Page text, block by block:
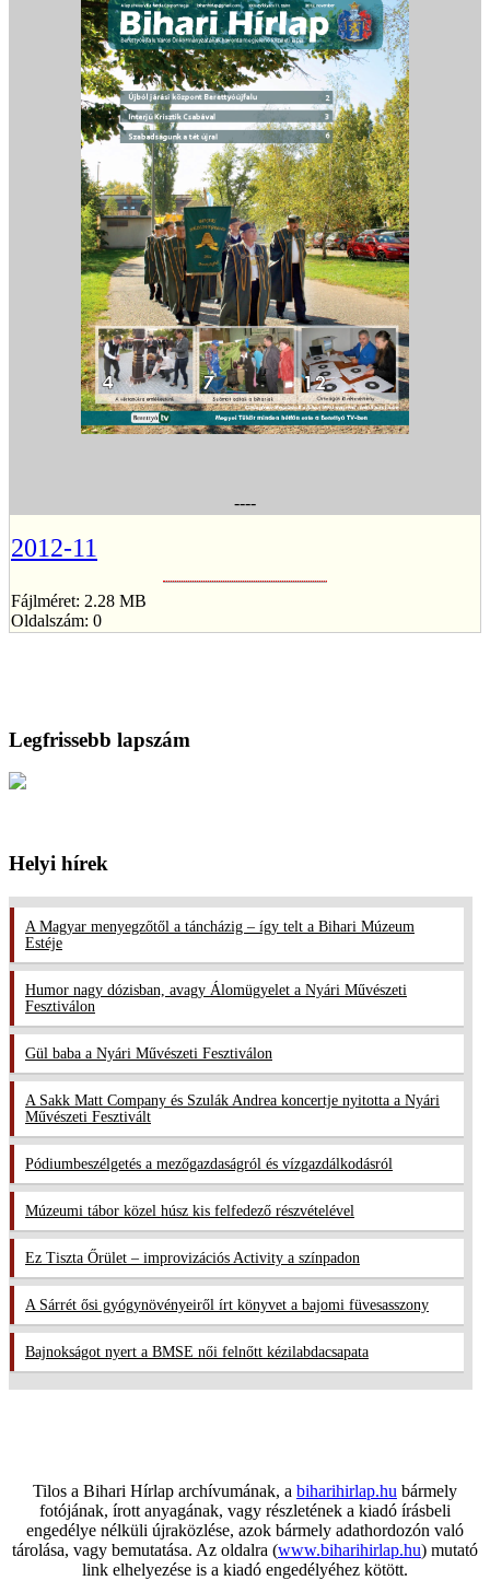
----
2012-11
Fájlméret: 2.28 MB
Oldalszám: 0
Legfrissebb lapszám
Helyi hírek
A Magyar menyegzőtől a táncházig – így telt a Bihari Múzeum
Estéje
Humor nagy dózisban, avagy Álomügyelet a Nyári Művészeti
Fesztiválon
Gül baba a Nyári Művészeti Fesztiválon
A Sakk Matt Company és Szulák Andrea koncertje nyitotta a Nyári
Művészeti Fesztivált
Pódiumbeszélgetés a mezőgazdaságról és vízgazdálkodásról
Múzeumi tábor közel húsz kis felfedező részvételével
Ez Tiszta Őrület – improvizációs Activity a színpadon
A Sárrét ősi gyógynövényeiről írt könyvet a bajomi füvesasszony
Bajnokságot nyert a BMSE női felnőtt kézilabdacsapata
Tilos a Bihari Hírlap archívumának, a biharihirlap.hu bármely
fotójának, írott anyagának, vagy részletének a kiadó írásbeli
engedélye nélküli újraközlése, azok bármely adathordozón való
tárolása, vagy bemutatása. Az oldalra (www.biharihirlap.hu) mutató
link elhelyezése is a kiadó engedélyéhez kötött.